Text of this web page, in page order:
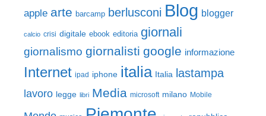
apple arte barcamp berlusconi Blog blogger
calcio crisi digitale ebook editoria giornali
giornalismo giornalisti google informazione
Internet ipad iphone italia Italia lastampa
lavoro legge libri Media microsoft milano Mobile